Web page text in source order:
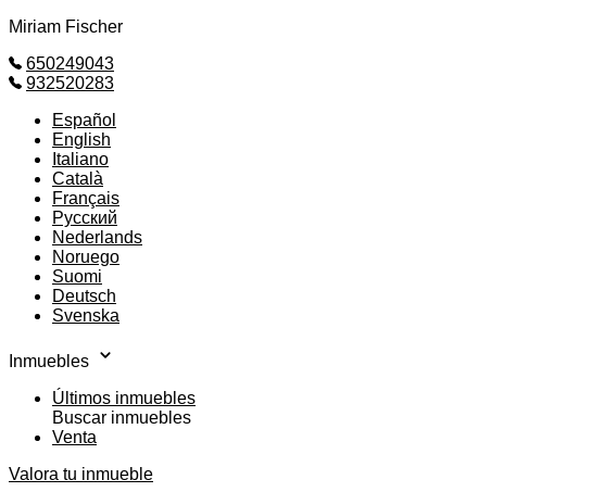
Miriam Fischer
650249043
932520283
Español
English
Italiano
Català
Français
Русский
Nederlands
Noruego
Suomi
Deutsch
Svenska
Inmuebles
Últimos inmuebles
Buscar inmuebles
Venta
Valora tu inmueble